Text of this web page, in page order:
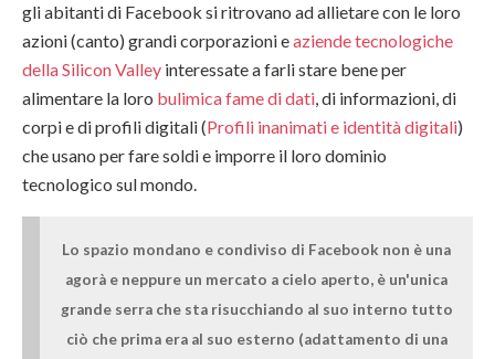
gli abitanti di Facebook si ritrovano ad allietare con le loro
azioni (canto) grandi corporazioni eaziende tecnologiche
della Silicon Valley interessate a farli stare bene per
alimentare la loro bulimica fame di dati, di informazioni, di
corpi e di profili digitali (Profili inanimati e identità digitali)
che usano per fare soldi e imporre il loro dominio
tecnologico sul mondo.
Lo spazio mondano e condiviso di Facebook non è una
agorà e neppure un mercato a cielo aperto, è un'unica
grande serra che sta risucchiando al suo interno tutto
ciò che prima era al suo esterno (adattamento di una